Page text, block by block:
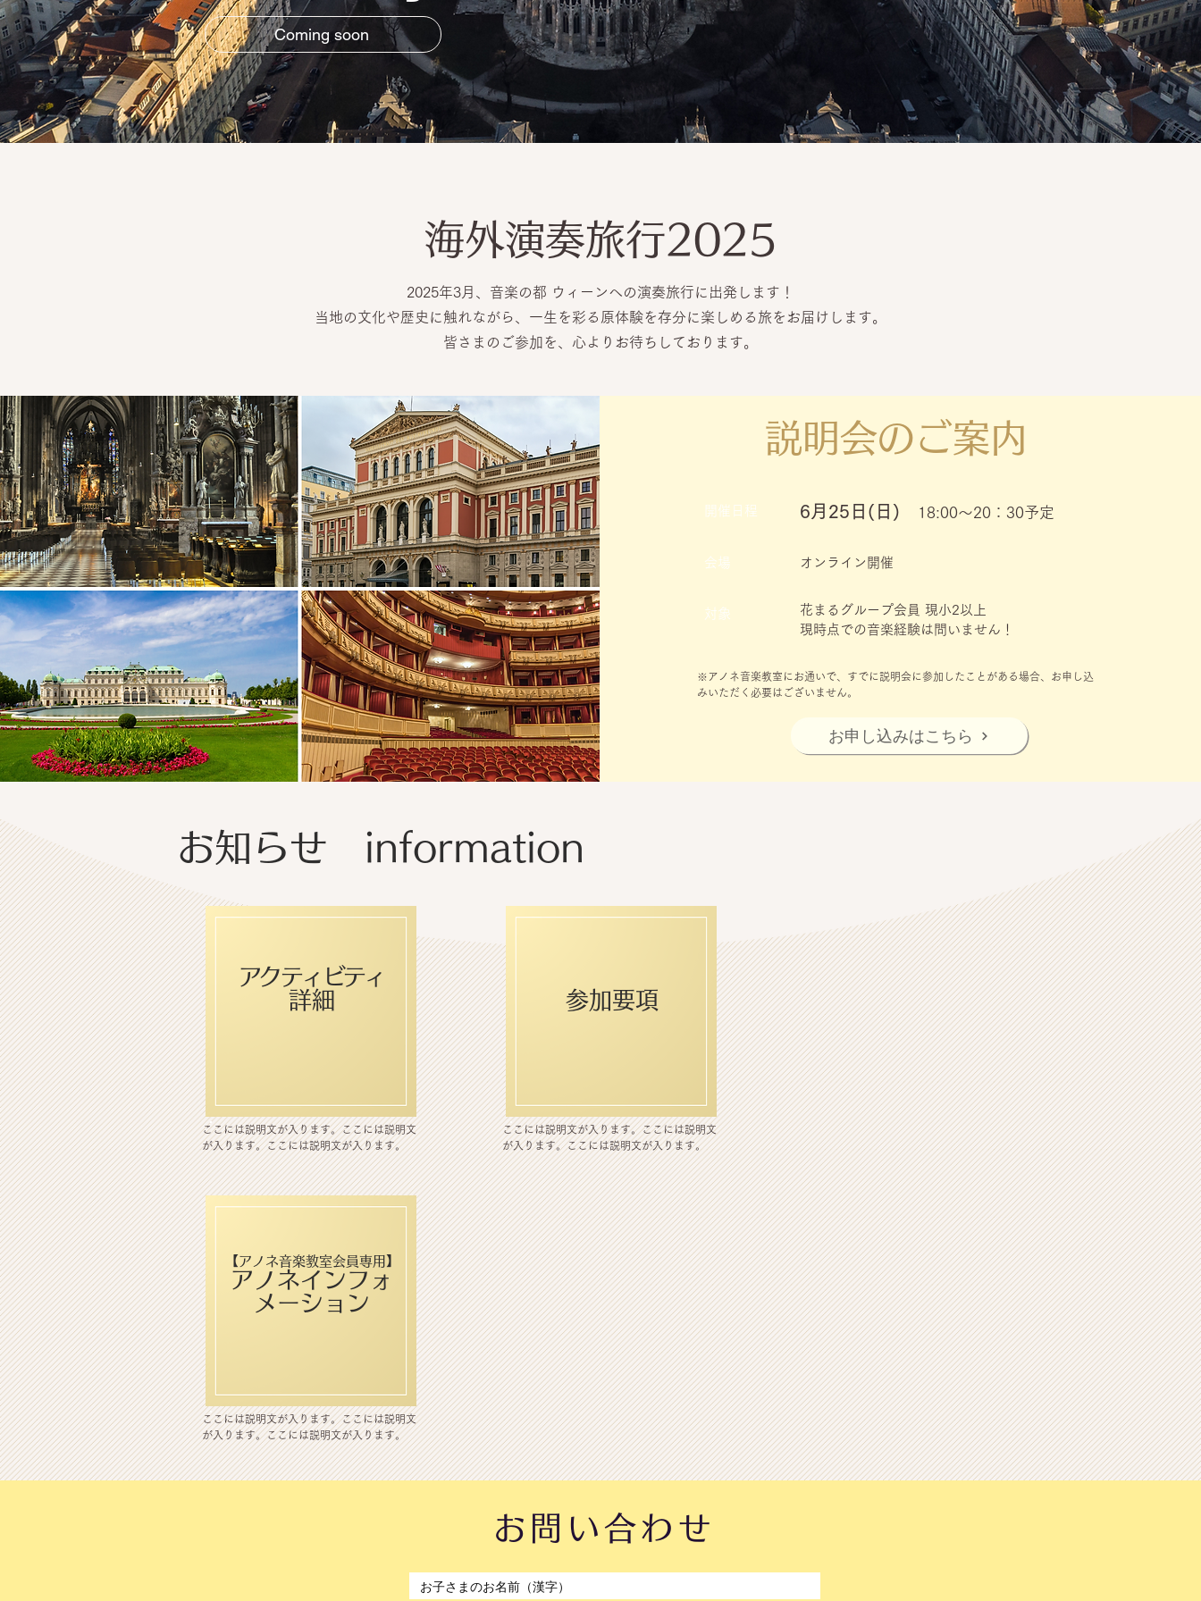
Coming soon
海外演奏旅行2025
2025年3月、音楽の都 ウィーンへの演奏旅行に出発します！
当地の文化や歴史に触れながら、一生を彩る原体験を存分に楽しめる旅をお届けします。
皆さまのご参加を、心よりお待ちしております。
説明会のご案内
開催日程 6月25日(日) 18:00～20：30予定
​会場 ​オンライン開催
対象
花まるグループ会員 現小2以上
​現時点での音楽経験は問いません！
​※アノネ音楽教室にお通いで、すでに説明会に参加したことがある場合、お申し込
みいただく必要はございません。
お申し込みはこちら
お知らせ information
アクティビティ
詳細
​ここには説明文が入ります。ここには説明文
が入ります。ここには説明文が入ります。
参加要項
​ここには説明文が入ります。ここには説明文
が入ります。ここには説明文が入ります。
【アノネ音楽教室会員専用】
​アノネインフォ
メーション
​ここには説明文が入ります。ここには説明文
が入ります。ここには説明文が入ります。
お問い合わせ